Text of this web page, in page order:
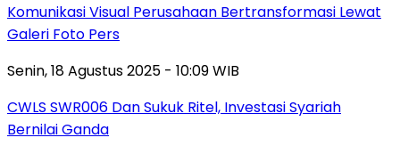
Komunikasi Visual Perusahaan Bertransformasi Lewat
Galeri Foto Pers
Senin, 18 Agustus 2025 - 10:09 WIB
CWLS SWR006 Dan Sukuk Ritel, Investasi Syariah
Bernilai Ganda